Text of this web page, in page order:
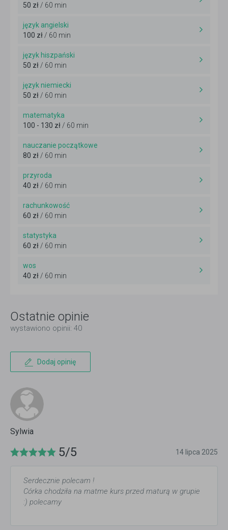
50 zł/ 60 min
język angielski
100 zł/ 60 min
język hiszpański
50 zł/ 60 min
język niemiecki
50 zł/ 60 min
matematyka
100 - 130 zł/ 60 min
nauczanie początkowe
80 zł/ 60 min
przyroda
40 zł/ 60 min
rachunkowość
60 zł/ 60 min
statystyka
60 zł/ 60 min
wos
40 zł/ 60 min
Ostatnie opinie
wystawiono opinii: 40
Dodaj opinię
Sylwia
5/5 14 lipca 2025
Serdecznie polecam !
Córka chodziła na matme kurs przed maturą w grupie
:) polecamy